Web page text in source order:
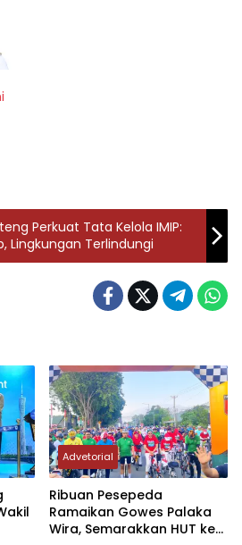
Perkuat Tata Kelola IMIP:
Lingkungan Terlindungi
Advetorial
Ribuan Pesepeda
Ramaikan Gowes Palaka
Wira, Semarakkan HUT ke-1